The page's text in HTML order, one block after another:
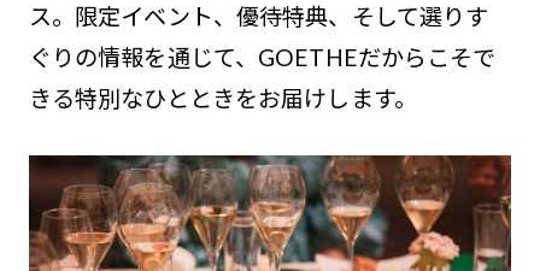
ス。限定イベント、優待特典、そして選りす
ぐりの情報を通じて、GOETHEだからこそで
きる特別なひとときをお届けします。